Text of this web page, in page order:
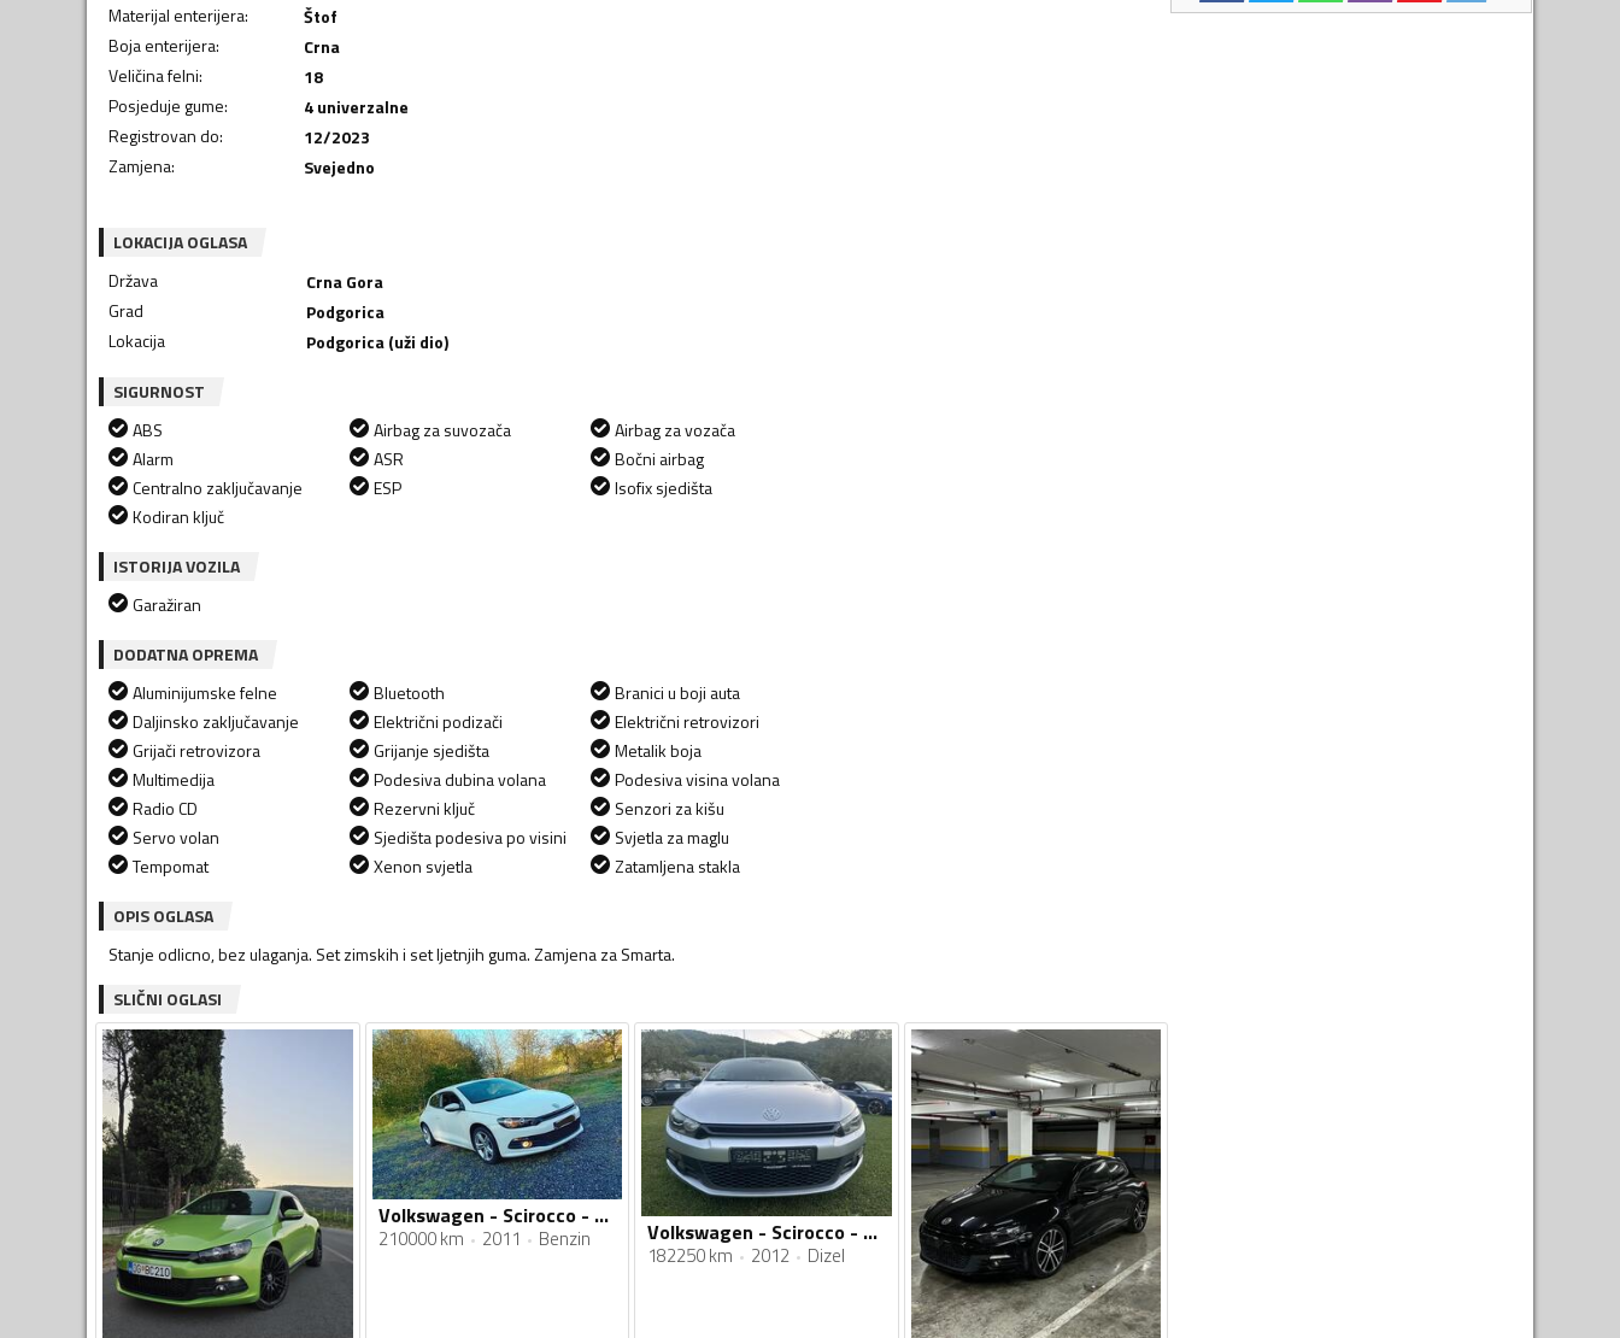
Materijal enterijera:
Štof
Boja enterijera:
Crna
Veličina felni:
18
Posjeduje gume:
4 univerzalne
Registrovan do:
12/2023
Zamjena: Svejedno
LOKACIJA OGLASA
Država
Crna Gora
Grad
Podgorica
Lokacija
Podgorica (uži dio)
SIGURNOST
ABS
Alarm
Centralno zaključavanje
Kodiran ključ
Airbag za suvozača
ASR
ESP
Airbag za vozača
Bočni airbag
Isofix sjedišta
ISTORIJA VOZILA
Garažiran
DODATNA OPREMA
Aluminijumske felne
Daljinsko zaključavanje
Grijači retrovizora
Multimedija
Radio CD
Servo volan
Tempomat
Bluetooth
Električni podizači
Grijanje sjedišta
Podesiva dubina volana
Rezervni ključ
Sjedišta podesiva po visini
Xenon svjetla
Branici u boji auta
Električni retrovizori
Metalik boja
Podesiva visina volana
Senzori za kišu
Svjetla za maglu
Zatamljena stakla
OPIS OGLASA
Stanje odlicno, bez ulaganja. Set zimskih i set ljetnjih guma. Zamjena za Smarta.
SLIČNI OGLASI
Volkswagen - Scirocco - 1.4
210000 km 2011 Benzin Volkswagen - Scirocco - 2.0TDI
182250 km 2012 Dizel